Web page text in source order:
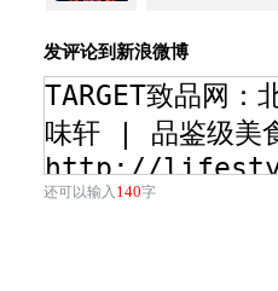
发评论到新浪微博
还可以输入 140字